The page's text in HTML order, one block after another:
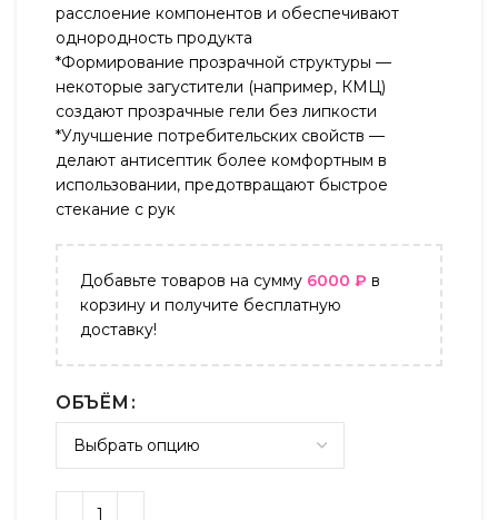
расслоение компонентов и обеспечивают
однородность продукта
*Формирование прозрачной структуры —
некоторые загустители (например, КМЦ)
создают прозрачные гели без липкости
*Улучшение потребительских свойств —
делают антисептик более комфортным в
использовании, предотвращают быстрое
стекание с рук
Добавьте товаров на сумму 6000 ₽ в
корзину и получите бесплатную
доставку!
ОБЪЁМ